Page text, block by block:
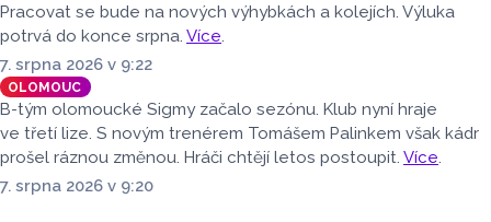
Pracovat se bude na nových výhybkách a kolejích. Výluka
potrvá do konce srpna. Více.
7. srpna 2026 v 9:22
OLOMOUC
B-tým olomoucké Sigmy začalo sezónu. Klub nyní hraje
ve třetí lize. S novým trenérem Tomášem Palinkem však kádr
prošel ráznou změnou. Hráči chtějí letos postoupit. Více.
7. srpna 2026 v 9:20